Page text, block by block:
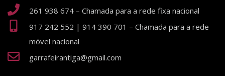
261 938 674 – Chamada para a rede fixa nacional
917 242 552 | 914 390 701 – Chamada para a rede
móvel nacional
garrafeirantiga@gmail.com